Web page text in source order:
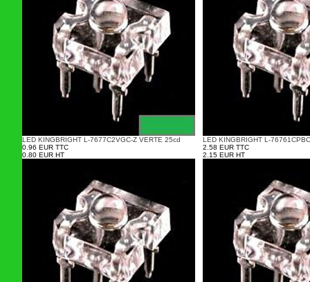
LED KINGBRIGHT L-7677C2VGC-Z VERTE 25cd
0.96 EUR TTC
0.80 EUR HT
LED KINGBRIGHT L-
2.58 EUR TTC
2.15 EUR HT